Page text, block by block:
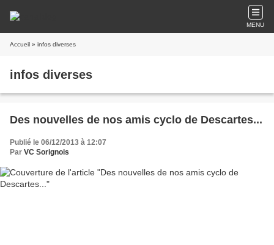
MENU
Accueil » infos diverses
infos diverses
Des nouvelles de nos amis cyclo de Descartes...
Publié le 06/12/2013 à 12:07
Par VC Sorignois